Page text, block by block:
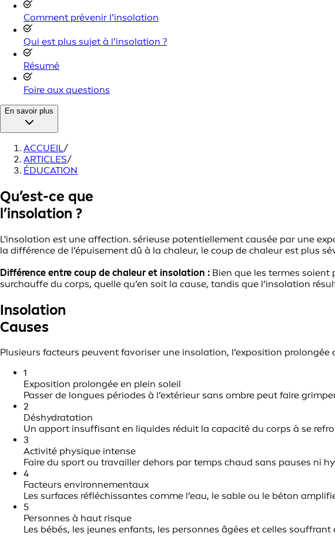
Comment prévenir l’insolation
Qui est plus sujet à l’insolation ?
Résumé
Foire aux questions
En savoir plus
ACCUEIL/
ARTICLES/
ÉDUCATION
Qu’est-ce que
l’insolation ?
L'insolation est une affection. sérieuse potentiellement causée par une
la différence de l’épuisement dû à la chaleur, le coup de chaleur est plus
Différence entre coup de chaleur et insolation : Bien que les termes
surchauffe du corps, quelle qu’en soit la cause, tandis que l’insolation
Insolation
Causes
Plusieurs facteurs peuvent favoriser une insolation, l’exposition
1
Exposition prolongée en plein soleil
Passer de longues périodes à l’extérieur sans ombre peut faire
2
Déshydratation
Un apport insuffisant en liquides réduit la capacité du corps à se
3
Activité physique intense
Faire du sport ou travailler dehors par temps chaud sans pauses ni
4
Facteurs environnementaux
Les surfaces réfléchissantes comme l’eau, le sable ou le béton
5
Personnes à haut risque
Les bébés, les jeunes enfants, les personnes âgées et celles